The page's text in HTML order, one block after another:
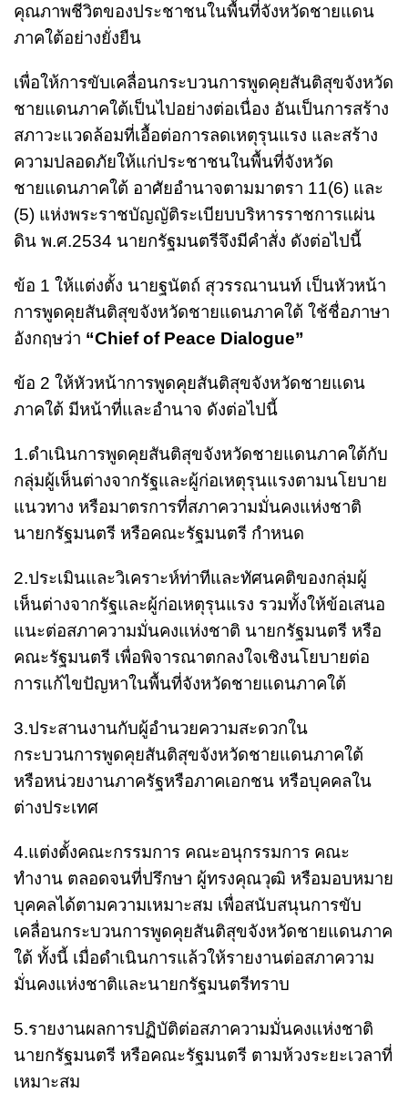
คุณภาพชีวิตของประชาชนในพื้นที่จังหวัดชายแดน
ภาคใต้อย่างยั่งยืน
เพื่อให้การขับเคลื่อนกระบวนการพูดคุยสันติสุขจังหวัด
ชายแดนภาคใต้เป็นไปอย่างต่อเนื่อง อันเป็นการสร้าง
สภาวะแวดล้อมที่เอื้อต่อการลดเหตุรุนแรง และสร้าง
ความปลอดภัยให้แก่ประชาชนในพื้นที่จังหวัด
ชายแดนภาคใต้ อาศัยอำนาจตามมาตรา 11(6) และ
(5) แห่งพระราชบัญญัติระเบียบบริหารราชการแผ่น
ดิน พ.ศ.2534 นายกรัฐมนตรีจึงมีคำสั่ง ดังต่อไปนี้
ข้อ 1 ให้แต่งตั้ง นายฐนัตถ์ สุวรรณานนท์ เป็นหัวหน้า
การพูดคุยสันติสุขจังหวัดชายแดนภาคใต้ ใช้ชื่อภาษา
อังกฤษว่า “Chief of Peace Dialogue”
ข้อ 2 ให้หัวหน้าการพูดคุยสันติสุขจังหวัดชายแดน
ภาคใต้ มีหน้าที่และอำนาจ ดังต่อไปนี้
1.ดำเนินการพูดคุยสันติสุขจังหวัดชายแดนภาคใต้กับ
กลุ่มผู้เห็นต่างจากรัฐและผู้ก่อเหตุรุนแรงตามนโยบาย
แนวทาง หรือมาตรการที่สภาความมั่นคงแห่งชาติ
นายกรัฐมนตรี หรือคณะรัฐมนตรี กำหนด
2.ประเมินและวิเคราะห์ท่าทีและทัศนคติของกลุ่มผู้
เห็นต่างจากรัฐและผู้ก่อเหตุรุนแรง รวมทั้งให้ข้อเสนอ
แนะต่อสภาความมั่นคงแห่งชาติ นายกรัฐมนตรี หรือ
คณะรัฐมนตรี เพื่อพิจารณาตกลงใจเชิงนโยบายต่อ
การแก้ไขปัญหาในพื้นที่จังหวัดชายแดนภาคใต้
3.ประสานงานกับผู้อำนวยความสะดวกใน
กระบวนการพูดคุยสันติสุขจังหวัดชายแดนภาคใต้
หรือหน่วยงานภาครัฐหรือภาคเอกชน หรือบุคคลใน
ต่างประเทศ
4.แต่งตั้งคณะกรรมการ คณะอนุกรรมการ คณะ
ทำงาน ตลอดจนที่ปรึกษา ผู้ทรงคุณวุฒิ หรือมอบหมาย
บุคคลได้ตามความเหมาะสม เพื่อสนับสนุนการขับ
เคลื่อนกระบวนการพูดคุยสันติสุขจังหวัดชายแดนภาค
ใต้ ทั้งนี้ เมื่อดำเนินการแล้วให้รายงานต่อสภาความ
มั่นคงแห่งชาติและนายกรัฐมนตรีทราบ
5.รายงานผลการปฏิบัติต่อสภาความมั่นคงแห่งชาติ
นายกรัฐมนตรี หรือคณะรัฐมนตรี ตามห้วงระยะเวลาที่
เหมาะสม